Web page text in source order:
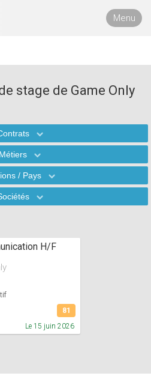
Menu
stage de Game Only
Métiers
/ Pays
H/F
Le 15 juin 2026
81